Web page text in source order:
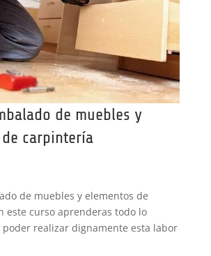
de muebles y
carpintería
de muebles y elementos de
este curso aprenderas todo lo
poder realizar dignamente esta labor